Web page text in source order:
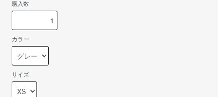
購入数
カラー
サイズ